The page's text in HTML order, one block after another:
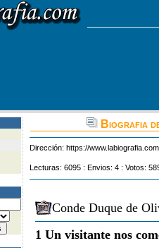
Biografia
Dirección: https://
Lecturas: 6095 : Envios: 4 : Votos:
Conde Duque de
1 Un visitante nos